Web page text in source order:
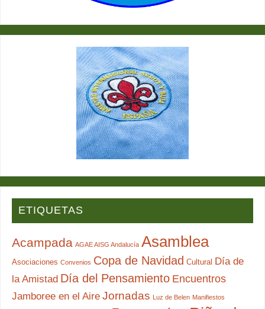
ETIQUETAS
Acampada AGAE AISG Andalucía Asamblea
Asociaciones Convenios Copa de Navidad Cultural Día de
la Amistad Día del Pensamiento Encuentros
Jamboree en el Aire Jornadas Luz de Belen Manifiestos